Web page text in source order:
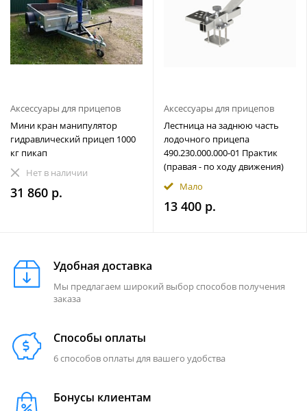
Аксессуары для прицепов
Мини кран манипулятор
гидравлический прицеп 1000
кг пикап
Нет в наличии
31 860 р.
Аксессуары для прицепов
Лестница на заднюю часть
лодочного прицепа
490.230.000.000-01 Практик
(правая - по ходу движения)
Мало
13 400 р.
Удобная доставка
Мы предлагаем широкий выбор способов получения
заказа
Способы оплаты
6 способов оплаты для вашего удобства
Бонусы клиентам